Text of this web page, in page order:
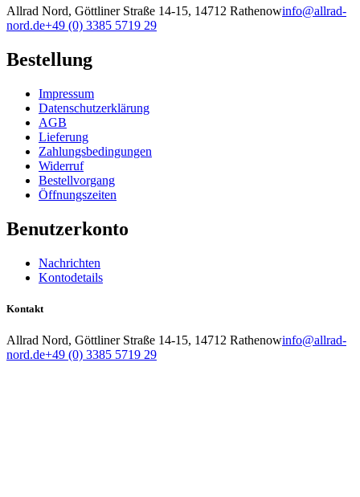
Allrad Nord, Göttliner Straße 14-15, 14712 Rathenowinfo@allrad-
nord.de+49 (0) 3385 5719 29
Bestellung
Impressum
Datenschutzerklärung
AGB
Lieferung
Zahlungsbedingungen
Widerruf
Bestellvorgang
Öffnungszeiten
Benutzerkonto
Nachrichten
Kontodetails
Kontakt
Allrad Nord, Göttliner Straße 14-15, 14712 Rathenowinfo@allrad-
nord.de+49 (0) 3385 5719 29